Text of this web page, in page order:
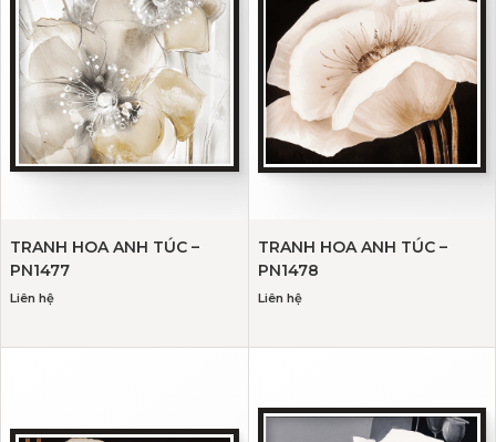
TRANH HOA ANH TÚC –
PN1477
Liên hệ
TRANH HOA ANH TÚC –
PN1478
Liên hệ